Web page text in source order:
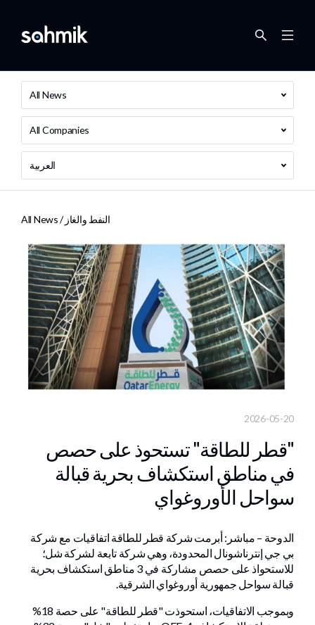
All News
All Companies
العربية
All News / النفط والغاز
2026-05-20
"قطر للطاقة" تستحوذ على حصص
في مناطق استكشاف بحرية قبالة
سواحل الأوروغواي
الدوحة – مباشر: أبرمت شركة قطر للطاقة اتفاقيات مع شركة
بي جي إنترناشونال المحدودة، وهي شركة تابعة لشركة شل؛
للاستحواذ على حصص مشاركة في 3 مناطق استكشاف بحرية
قبالة سواحل جمهورية أوروغواي الشرقية.
وبموجب الاتفاقيات، استحوذت "قطر للطاقة" على حصة 18%